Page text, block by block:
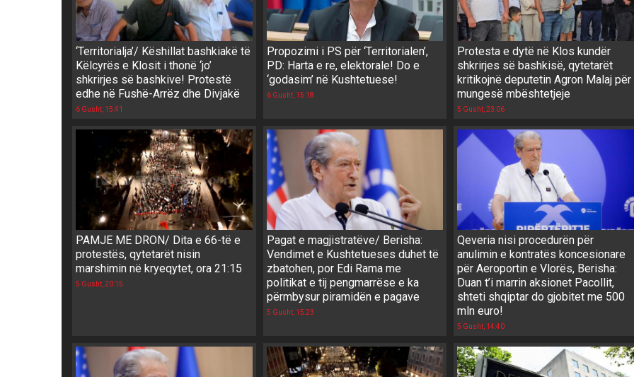
‘Territorialja’/ Këshillat bashkiakë të
Këlcyrës e Klosit i thonë ‘jo’
shkrirjes së bashkive! Protestë
edhe në Fushë-Arrëz dhe Divjakë
6 Gusht, 15:41
Propozimi i PS për ‘Territorialen’,
PD: Harta e re, elektorale! Do e
‘godasim’ në Kushtetuese!
6 Gusht, 15:18
Protesta e dytë në Klos kundër
shkrirjes së bashkisë, qytetarët
kritikojnë deputetin Agron Malaj për
mungesë mbështetjeje
5 Gusht, 23:06
PAMJE ME DRON/ Dita e 66-të e
protestës, qytetarët nisin
marshimin në kryeqytet, ora 21:15
5 Gusht, 20:15
Pagat e magjistratëve/ Berisha:
Vendimet e Kushtetueses duhet të
zbatohen, por Edi Rama me
politikat e tij pengmarrëse e ka
përmbysur piramidën e pagave
5 Gusht, 15:23
Qeveria nisi procedurën për
anulimin e kontratës koncesionare
për Aeroportin e Vlorës, Berisha:
Duan t’i marrin aksionet Pacollit,
shteti shqiptar do gjobitet me 500
mln euro!
5 Gusht, 14:40